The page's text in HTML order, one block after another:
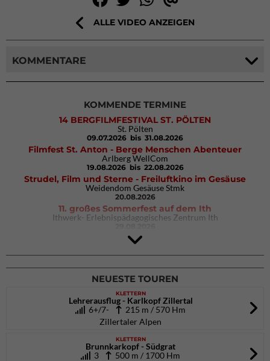
ALLE VIDEO ANZEIGEN
KOMMENTARE
KOMMENDE TERMINE
14 BERGFILMFESTIVAL ST. PÖLTEN
St. Pölten
09.07.2026 bis 31.08.2026
Filmfest St. Anton - Berge Menschen Abenteuer
Arlberg WellCom
19.08.2026 bis 22.08.2026
Strudel, Film und Sterne - Freiluftkino im Gesäuse
Weidendom Gesäuse Stmk
20.08.2026
11. großes Sommerfest auf dem Ith
Ithwerk- Erlebnispädagogisches Zentrum Ith
4Blocs KIDS 2026
DAV Kletter- & Boulderzentrum München Süd (Thalkirchen)
NEUESTE TOUREN
KLETTERN
Lehrerausflug - Karlkopf Zillertal
6+/7-
215 m / 570 Hm
Zillertaler Alpen
KLETTERN
Brunnkarkopf - Südgrat
3
500 m / 1700 Hm